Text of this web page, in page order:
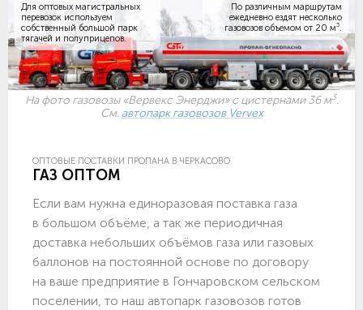
Для оптовых магистральных
перевозок используем
собственный большой парк
тягачей и полуприцепов.
По различным маршрутам
ежедневно ездят несколько
газовозов объемом от 20 м3
На фото газовозы «Вервекс Энерджи» с цистернами 36 м3.
См. автопарк газовозов Vervex
ОПТОВЫЕ ПОСТАВКИ ПРОПАНА В ЧЕРКАСОВО
ГАЗ ОПТОМ
Если вам нужна единоразовая поставка газа
в большом объёме, а так же периодичная
доставка небольших объёмов газа или газовых
баллонов на постоянной основе по договору
на ваше предприятие в Гончаровском сельском
поселении, то наш автопарк газовозов готов